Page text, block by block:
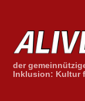
der
Inklusion: Kultur